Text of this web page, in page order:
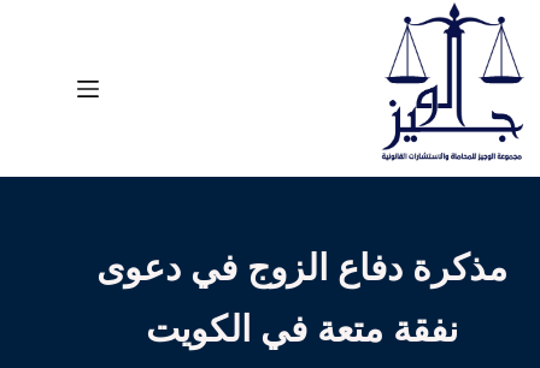
التجاوز
إلى
المحتوى
مذكرة دفاع الزوج في دعوى
نفقة متعة في الكويت